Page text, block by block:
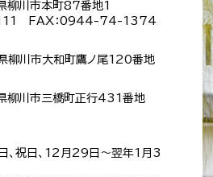
川市本町87番地1
FAX：0944-74-1374
川市大和町鷹ノ尾120番地
川市三橋町正行431番地
、祝日、12月29日～翌年1月3